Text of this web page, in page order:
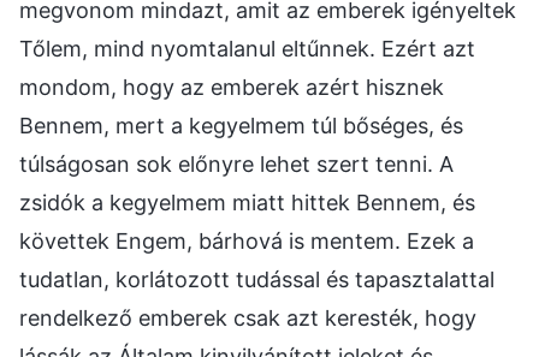
megvonom mindazt, amit az emberek igényeltek
Tőlem, mind nyomtalanul eltűnnek. Ezért azt
mondom, hogy az emberek azért hisznek
Bennem, mert a kegyelmem túl bőséges, és
túlságosan sok előnyre lehet szert tenni. A
zsidók a kegyelmem miatt hittek Bennem, és
követtek Engem, bárhová is mentem. Ezek a
tudatlan, korlátozott tudással és tapasztalattal
rendelkező emberek csak azt keresték, hogy